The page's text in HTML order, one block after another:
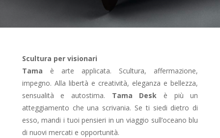
Scultura per visionari
Tama è arte applicata. Scultura, affermazione,
impegno. Alla libertà e creatività, eleganza e bellezza,
sensualità e autostima. Tama Desk è più un
atteggiamento che una scrivania. Se ti siedi dietro di
esso, mandi i tuoi pensieri in un viaggio sull’oceano blu
di nuovi mercati e opportunità.